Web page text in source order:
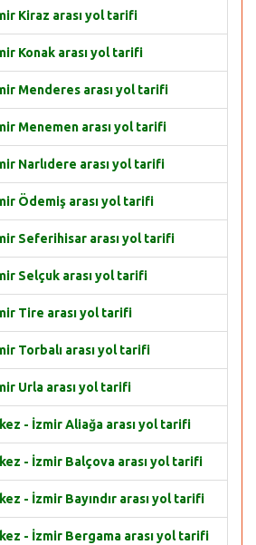
Kiraz arası yol tarifi
Konak arası yol tarifi
Menderes arası yol tarifi
Menemen arası yol tarifi
Narlıdere arası yol tarifi
Ödemiş arası yol tarifi
Seferihisar arası yol tarifi
Selçuk arası yol tarifi
Tire arası yol tarifi
Torbalı arası yol tarifi
Urla arası yol tarifi
- İzmir Aliağa arası yol tarifi
- İzmir Balçova arası yol tarifi
- İzmir Bayındır arası yol tarifi
- İzmir Bergama arası yol tarifi